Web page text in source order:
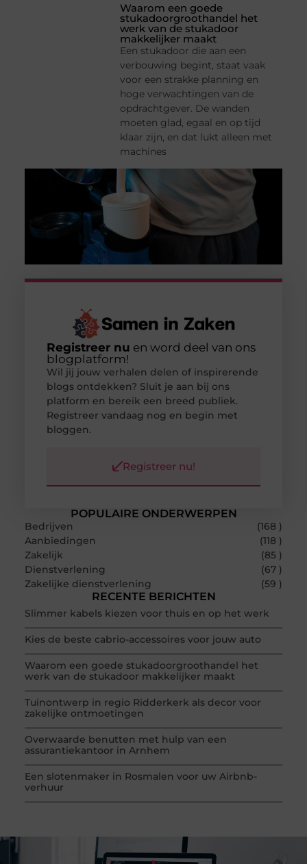
Waarom een goede
stukadoorgroothandel het
werk van de stukadoor
makkelijker maakt
Een stukadoor die aan een
verbouwing begint, staat vaak
voor een strakke planning en
hoge verwachtingen van de
opdrachtgever. De wanden
moeten glad, egaal en op tijd
klaar zijn, en dat lukt alleen met
machines
POPULAIRE ONDERWERPEN
Bedrijven
(168 )
Aanbiedingen
(118 )
Zakelijk
(85 )
Dienstverlening
(67 )
Zakelijke dienstverlening
(59 )
RECENTE BERICHTEN
Slimmer kabels kiezen voor thuis en op het werk
Kies de beste cabrio-accessoires voor jouw auto
Waarom een goede stukadoorgroothandel het
werk van de stukadoor makkelijker maakt
Tuinontwerp in regio Ridderkerk als decor voor
zakelijke ontmoetingen
Overwaarde benutten met hulp van een
assurantiekantoor in Arnhem
Een slotenmaker in Rosmalen voor uw Airbnb-
verhuur
Registreer nu en word deel van ons
blogplatform!
Wil jij jouw verhalen delen of inspirerende
blogs ontdekken? Sluit je aan bij ons
platform en bereik een breed publiek.
Registreer vandaag nog en begin met
bloggen.
Registreer nu!